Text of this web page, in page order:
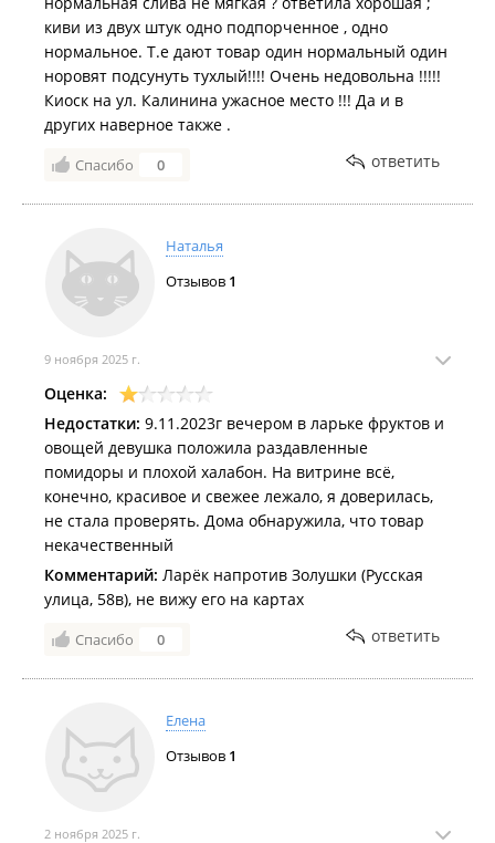
киви из двух штук одно подпорченное , одно
нормальное. Т.е дают товар один нормальный один
норовят подсунуть тухлый!!!! Очень недовольна !!!!!
Киоск на ул. Калинина ужасное место !!! Да и в
других наверное также .
Спасибо 0 ответить
Наталья
Отзывов 1
9 ноября 2025 г.
Оценка:
Недостатки: 9.11.2023г вечером в ларьке фруктов и
овощей девушка положила раздавленные
помидоры и плохой халабон. На витрине всё,
конечно, красивое и свежее лежало, я доверилась,
не стала проверять. Дома обнаружила, что товар
некачественный
Комментарий: Ларёк напротив Золушки (Русская
улица, 58в), не вижу его на картах
Спасибо 0 ответить
Елена
Отзывов 1
2 ноября 2025 г.